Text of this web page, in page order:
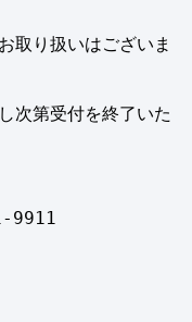
取り扱いはございま
次第受付を終了いた
9911